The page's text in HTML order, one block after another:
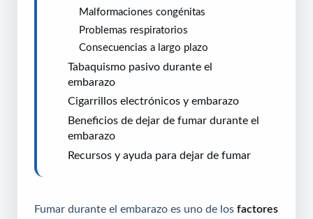
Malformaciones congénitas
Problemas respiratorios
Consecuencias a largo plazo
Tabaquismo pasivo durante el
embarazo
Cigarrillos electrónicos y embarazo
Beneficios de dejar de fumar durante el
embarazo
Recursos y ayuda para dejar de fumar
Fumar durante el embarazo es uno de los factores